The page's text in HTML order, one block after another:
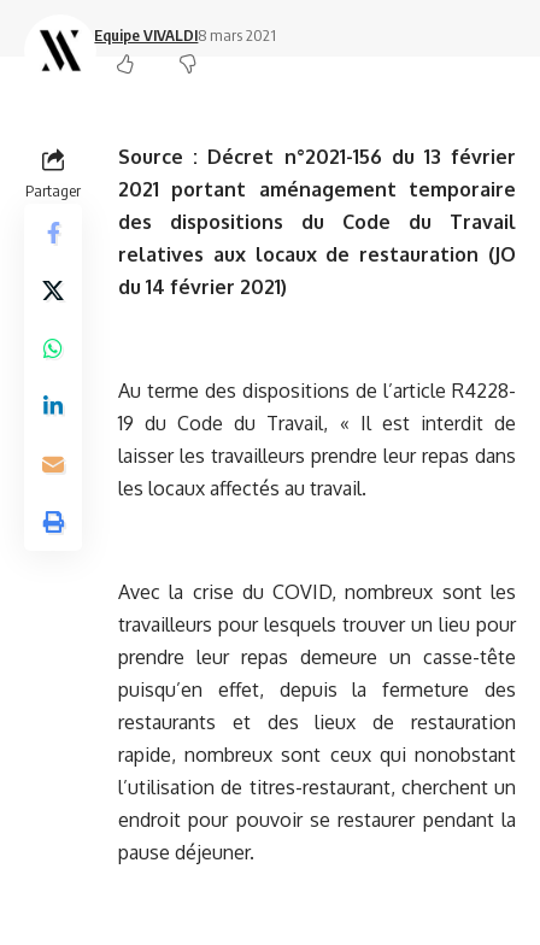
Equipe VIVALDI8 mars 2021
Partager
Source : Décret n°2021-156 du 13 février
2021 portant aménagement temporaire
des dispositions du Code du Travail
relatives aux locaux de restauration (JO
du 14 février 2021)
Au terme des dispositions de l’article R4228-
19 du Code du Travail, « Il est interdit de
laisser les travailleurs prendre leur repas dans
les locaux affectés au travail.
Avec la crise du COVID, nombreux sont les
travailleurs pour lesquels trouver un lieu pour
prendre leur repas demeure un casse-tête
puisqu’en effet, depuis la fermeture des
restaurants et des lieux de restauration
rapide, nombreux sont ceux qui nonobstant
l’utilisation de titres-restaurant, cherchent un
endroit pour pouvoir se restaurer pendant la
pause déjeuner.